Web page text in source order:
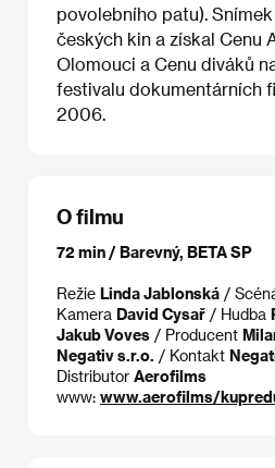
povolebního patu).
českých kin a získal Cenu
Olomouci a Cenu diváků
festivalu dokumentárních
2006.
O filmu
72 min / Barevný, BETA SP
Režie Linda Jablonská /
Kamera David Cysař / Hudba
Jakub Voves / Producent
Negativ s.r.o. / Kontakt
Distributor Aerofilms
www: www.aerofilms/